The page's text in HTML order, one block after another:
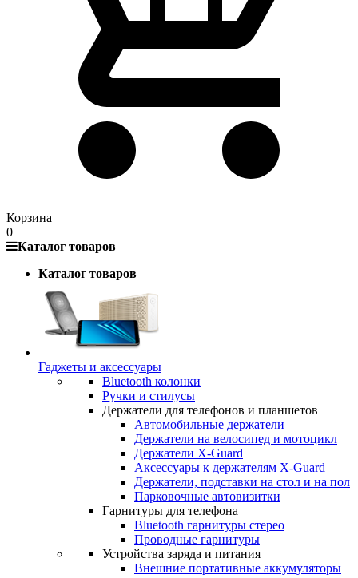
Корзина
0
Каталог товаров
Каталог товаров
Гаджеты и аксессуары
Bluetooth колонки
Ручки и стилусы
Держатели для телефонов и планшетов
Автомобильные держатели
Держатели на велосипед и мотоцикл
Держатели X-Guard
Аксессуары к держателям X-Guard
Держатели, подставки на стол и на пол
Парковочные автовизитки
Гарнитуры для телефона
Bluetooth гарнитуры стерео
Проводные гарнитуры
Устройства заряда и питания
Внешние портативные аккумуляторы